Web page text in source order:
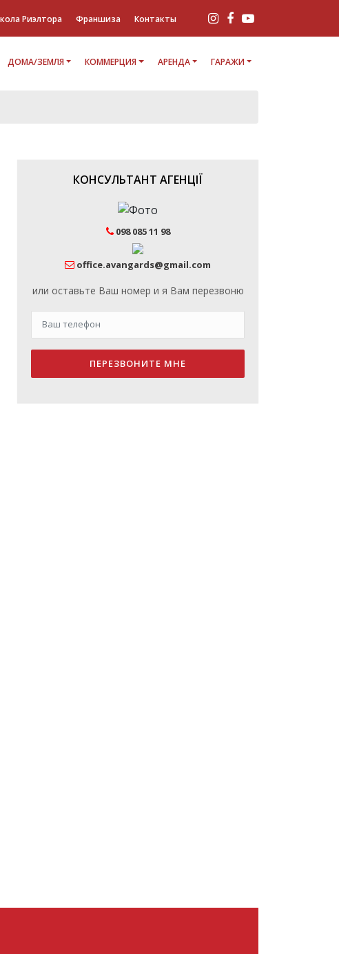
Риэлтора Франшиза Контакты
ДОМА/ЗЕМЛЯ КОММЕРЦИЯ АРЕНДА ГАРАЖИ
КОНСУЛЬТАНТ АГЕНЦІЇ
098 085 11 98
office.avangards@gmail.com
или оставьте Ваш номер и я Вам перезвоню
ПЕРЕЗВОНИТЕ МНЕ